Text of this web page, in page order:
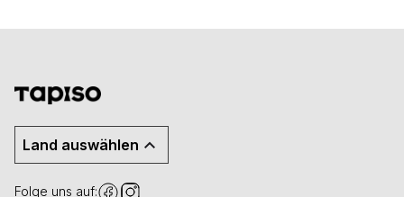
Land auswählen
Folge uns auf: